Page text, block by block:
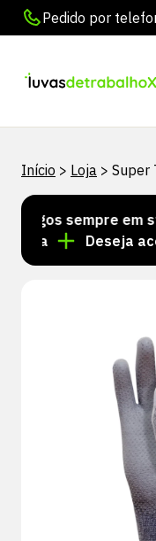
Pedido por
Início > Loja > Super
sempre em
Deseja